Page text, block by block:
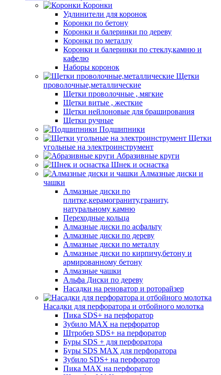
Коронки
Удлинители для коронок
Коронки по бетону
Коронки и балеринки по дереву
Коронки по металлу
Коронки и балеринки по стеклу,камню и
кафелю
Наборы коронок
Щетки
проволочные,металлические
Щетки проволочные , мягкие
Щетки витые , жесткие
Щетки нейлоновые для браширования
Щетки ручные
Подшипники
Щетки
угольные на электроинструмент
Абразивные круги
Шнек и оснастка
Алмазные диски и
чашки
Алмазные диски по
плитке,керамограниту,граниту,
натуральному камню
Переходные кольца
Алмазные диски по асфальту
Алмазные диски по дереву
Алмазные диски по металлу
Алмазные диски по кирпичу,бетону и
армированному бетону
Алмазные чашки
Альфа Диски по дереву
Насадки на реноватор и роторайзер
Насадки для перфоратора и отбойного молотка
Пика SDS+ на перфоратор
Зубило MAX на перфоратор
Штробер SDS+ на перфоратор
Буры SDS + для перфоратора
Буры SDS MAX для перфоратора
Зубило SDS+ на перфоратор
Пика MAX на перфоратор